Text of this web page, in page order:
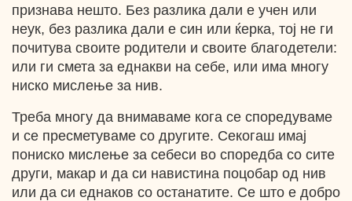
признава нешто. Без разлика дали е учен или
неук, без разлика дали е син или ќерка, тој не ги
почитува своите родители и своите благодетели:
или ги смета за еднакви на себе, или има многу
ниско мислење за нив.
Треба многу да внимаваме кога се споредуваме
и се пресметуваме со другите. Секогаш имај
пониско мислење за себеси во споредба со сите
други, макар и да си навистина поцобар од нив
или да си еднаков со останатите. Се што е добро